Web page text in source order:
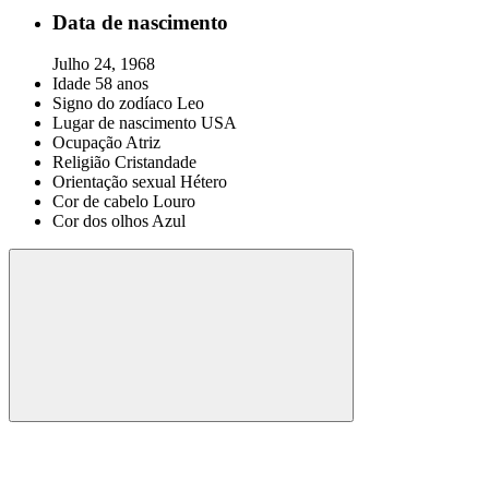
Data de nascimento
Julho 24, 1968
Idade 58 anos
Signo do zodíaco Leo
Lugar de nascimento USA
OcupaçãoAtriz
Religião Cristandade
Orientação sexual Hétero
Cor de cabelo Louro
Cor dos olhosAzul